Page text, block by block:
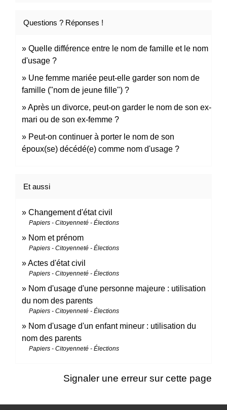
Questions ? Réponses !
Quelle différence entre le nom de famille et le nom
d'usage ?
Une femme mariée peut-elle garder son nom de
famille ("nom de jeune fille") ?
Après un divorce, peut-on garder le nom de son ex-
mari ou de son ex-femme ?
Peut-on continuer à porter le nom de son
époux(se) décédé(e) comme nom d'usage ?
Et aussi
Changement d'état civil
Papiers - Citoyenneté - Élections
Nom et prénom
Papiers - Citoyenneté - Élections
Actes d'état civil
Papiers - Citoyenneté - Élections
Nom d'usage d'une personne majeure : utilisation
du nom des parents
Papiers - Citoyenneté - Élections
Nom d'usage d'un enfant mineur : utilisation du
nom des parents
Papiers - Citoyenneté - Élections
Signaler une erreur sur cette page